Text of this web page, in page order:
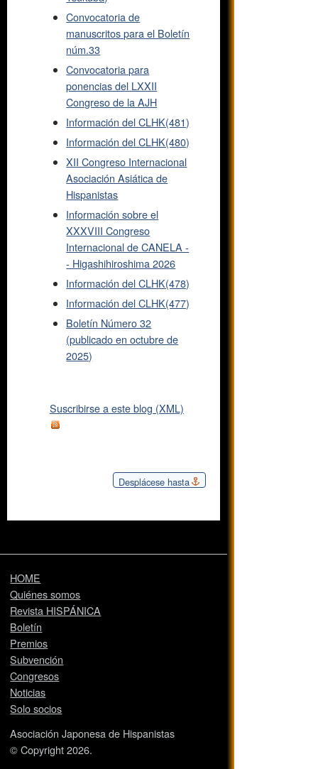
Convocatoria de
manuscritos para el Boletín
núm.33
Convocatoria para
ponencias del LXXII
Congreso de la AJH
Información del CLHK(481)
Información del CLHK(480)
XII Congreso Internacional
Asociación Asiática de
Hispanistas
Información sobre el
XXXVIII Congreso
Internacional de CANELA -
- Higashihiroshima 2026
Información del CLHK(478)
Información del CLHK(477)
Boletín Número 32
(publicado en octubre de
2025)
Suscribirse a este blog (XML)
Desplácese hasta
HOME
Quiénes somos
Revista HISPÁNICA
Boletín
Premios
Subvención
Congresos
Noticias
Solo socios
Asociación Japonesa de Hispanistas
© Copyright 2026.